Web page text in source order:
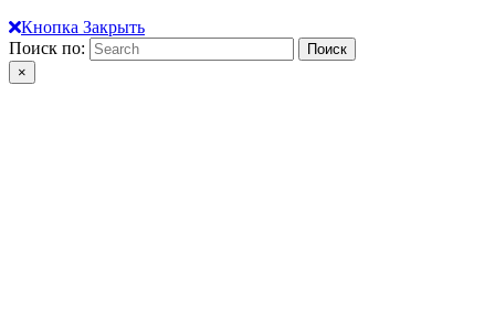
Кнопка Закрыть
Поиск по:
×